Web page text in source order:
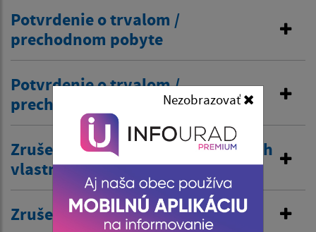
Nezobrazovať
Potvrdenie o trvalom /
prechodnom pobyte
Potvrdenie o trvalom /
prechodnom pobyte
Zrušenie trvalého pobytu na návrh
vlastníka budovy
Zrušenie prechodného pobytu